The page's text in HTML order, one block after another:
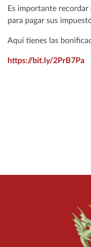
Es importante recordar
para pagar sus
Aquí tienes las
https://bit.ly/2PrB7Pa